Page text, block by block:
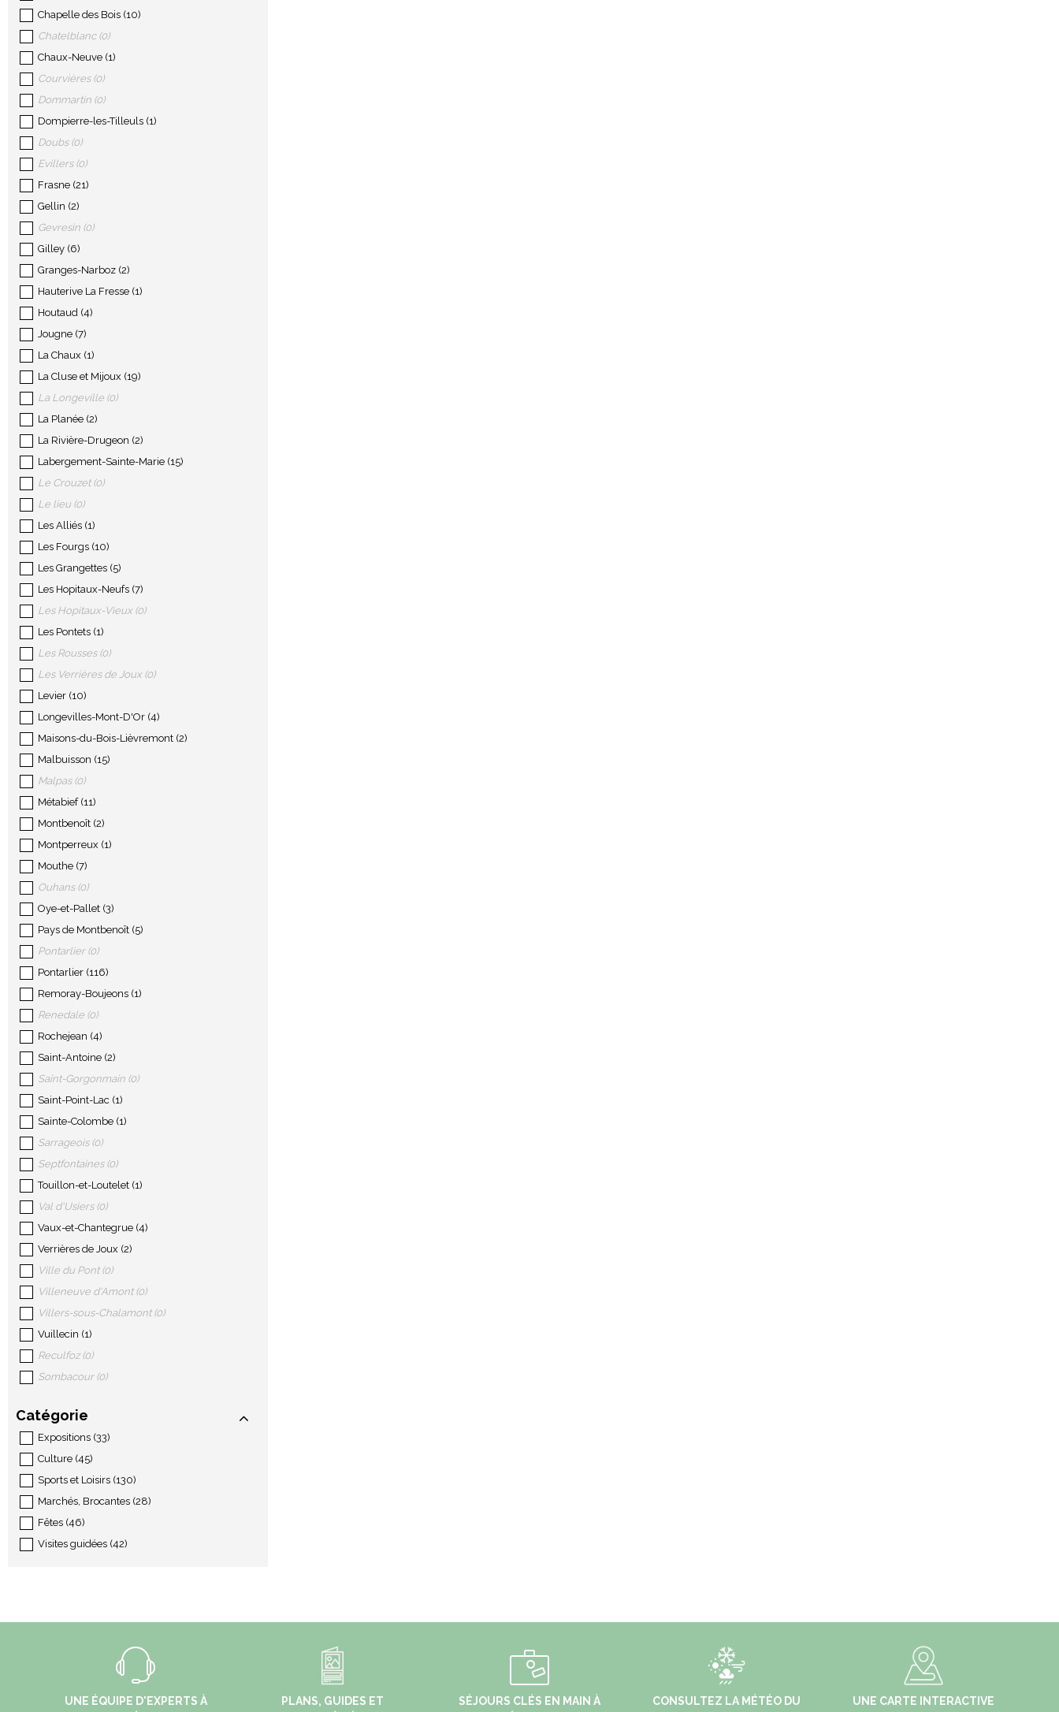
Chapelle des Bois (10)
Chatelblanc (0)
Chaux-Neuve (1)
Courvières (0)
Dommartin (0)
Dompierre-les-Tilleuls (1)
Doubs (0)
Evillers (0)
Frasne (21)
Gellin (2)
Gevresin (0)
Gilley (6)
Granges-Narboz (2)
Hauterive La Fresse (1)
Houtaud (4)
Jougne (7)
La Chaux (1)
La Cluse et Mijoux (19)
La Longeville (0)
La Planée (2)
La Rivière-Drugeon (2)
Labergement-Sainte-Marie (15)
Le Crouzet (0)
Le lieu (0)
Les Alliés (1)
Les Fourgs (10)
Les Grangettes (5)
Les Hopitaux-Neufs (7)
Les Hopitaux-Vieux (0)
Les Pontets (1)
Les Rousses (0)
Les Verrières de Joux (0)
Levier (10)
Longevilles-Mont-D'Or (4)
Maisons-du-Bois-Lièvremont (2)
Malbuisson (15)
Malpas (0)
Métabief (11)
Montbenoît (2)
Montperreux (1)
Mouthe (7)
Ouhans (0)
Oye-et-Pallet (3)
Pays de Montbenoît (5)
Pontarlier (0)
Pontarlier (116)
Remoray-Boujeons (1)
Renedale (0)
Rochejean (4)
Saint-Antoine (2)
Saint-Gorgonmain (0)
Saint-Point-Lac (1)
Sainte-Colombe (1)
Sarrageois (0)
Septfontaines (0)
Touillon-et-Loutelet (1)
Val d'Usiers (0)
Vaux-et-Chantegrue (4)
Verrières de Joux (2)
Ville du Pont (0)
Villeneuve d'Amont (0)
Villers-sous-Chalamont (0)
Vuillecin (1)
Reculfoz(0)
Sombacour (0)
Catégorie
Expositions (33)
Culture (45)
Sports et Loisirs (130)
Marchés, Brocantes (28)
Fêtes (46)
Visites guidées (42)
UNE ÉQUIPE D'EXPERTS À
PLANS, GUIDES ET
SÉJOURS CLÉS EN MAIN À
CONSULTEZ LA MÉTÉO DU
UNE CARTE INTERACTIVE